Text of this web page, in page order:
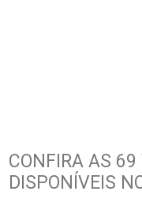
CONFIRA AS 69
DISPONÍVEIS